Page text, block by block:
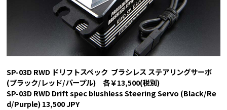
SP-03D RWD ドリフトスペック ブラシレス ステアリングサーボ
(ブラック/レッド/パープル) 各￥13,500(税別)
SP-03D RWD Drift spec blushless Steering Servo (Black/Re
d/Purple) 13,500 JPY